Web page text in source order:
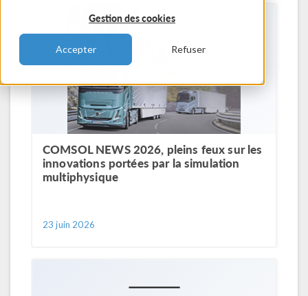
Gestion des cookies
Accepter Refuser
COMSOL NEWS 2026, pleins feux sur les
innovations portées par la simulation
multiphysique
23 juin 2026